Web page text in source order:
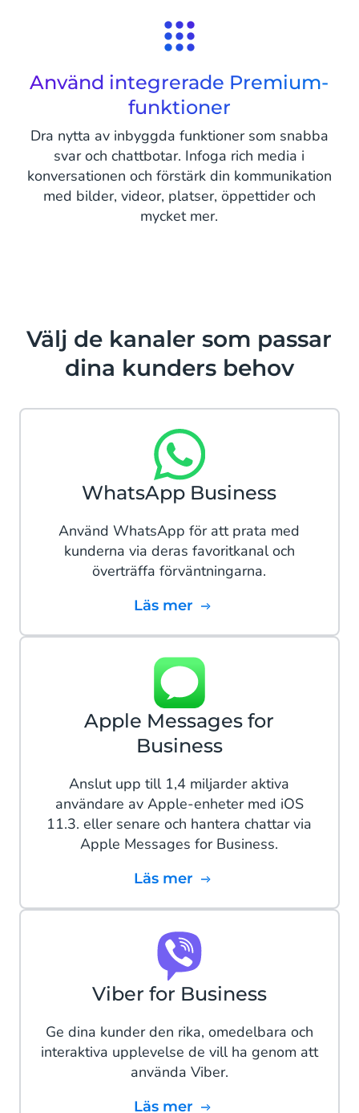
Använd integrerade Premium-
funktioner
Dra nytta av inbyggda funktioner som snabba
svar och chattbotar. Infoga rich media i
konversationen och förstärk din kommunikation
med bilder, videor, platser, öppettider och
mycket mer.
Välj de kanaler som passar
dina kunders behov
WhatsApp Business
Använd WhatsApp för att prata med
kunderna via deras favoritkanal och
överträffa förväntningarna.
Läs mer
Apple Messages for
Business
Anslut upp till 1,4 miljarder aktiva
användare av Apple-enheter med iOS
11.3. eller senare och hantera chattar via
Apple Messages for Business.
Läs mer
Viber for Business
Ge dina kunder den rika, omedelbara och
interaktiva upplevelse de vill ha genom att
använda Viber.
Läs mer